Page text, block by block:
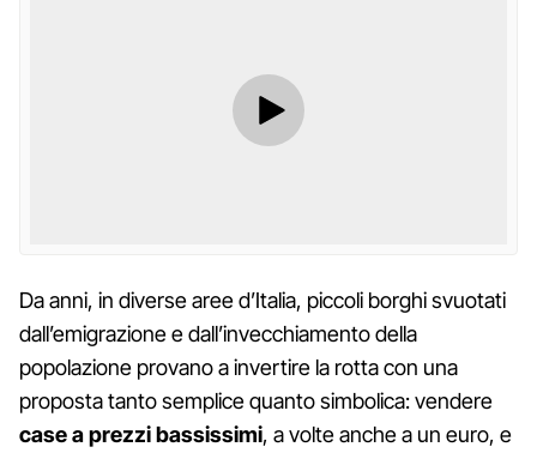
Da anni, in diverse aree d’Italia, piccoli borghi svuotati
dall’emigrazione e dall’invecchiamento della
popolazione provano a invertire la rotta con una
proposta tanto semplice quanto simbolica: vendere
case a prezzi bassissimi, a volte anche a un euro, e